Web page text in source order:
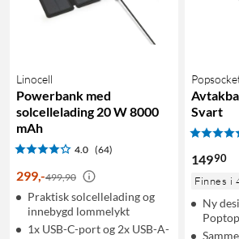
Linocell
Powerbank med
solcellelading 20 W 8000
mAh
4.0 (64)
299,-499,90
Praktisk solcellelading og
innebygd lommelykt
1x USB-C-port og 2x USB-A-
Svart
14990
Finnes i
Ny
Poptop